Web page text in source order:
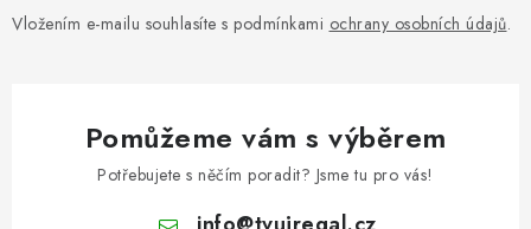
Vložením e-mailu souhlasíte s podmínkami ochrany osobních údajů.
Pomůžeme vám s výběrem
Potřebujete s něčím poradit? Jsme tu pro vás!